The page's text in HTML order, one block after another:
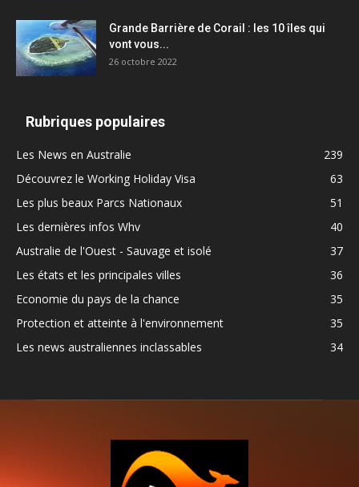
Grande Barrière de Corail : les 10 îles qui
vont vous...
26 octobre 2022
Rubriques populaires
Les News en Australie
239
Découvrez le Working Holiday Visa
63
Les plus beaux Parcs Nationaux
51
Les dernières infos Whv
40
Australie de l'Ouest - Sauvage et isolé
37
Les états et les principales villes
36
Economie du pays de la chance
35
Protection et atteinte à l'environnement
35
Les news australiennes inclassables
34